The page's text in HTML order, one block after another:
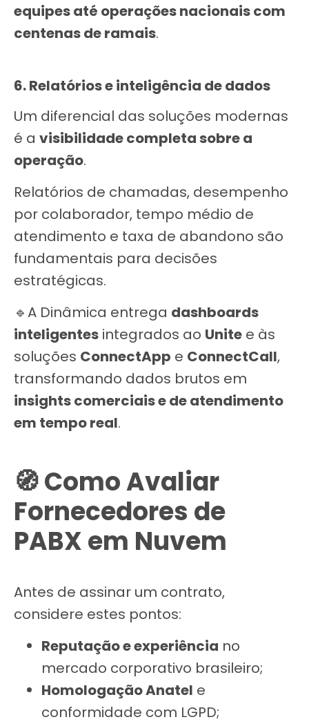
equipes até operações nacionais com
centenas de ramais.
6. Relatórios e inteligência de dados
Um diferencial das soluções modernas
é a visibilidade completa sobre a
operação.
Relatórios de chamadas, desempenho
por colaborador, tempo médio de
atendimento e taxa de abandono são
fundamentais para decisões
estratégicas.
🔹A Dinâmica entrega dashboards
inteligentes integrados ao Unite e às
soluções ConnectApp e ConnectCall,
transformando dados brutos em
insights comerciais e de atendimento
em tempo real.
🧭 Como Avaliar
Fornecedores de
PABX em Nuvem
Antes de assinar um contrato,
considere estes pontos:
Reputação e experiência no
mercado corporativo brasileiro;
Homologação Anatel e
conformidade com LGPD;